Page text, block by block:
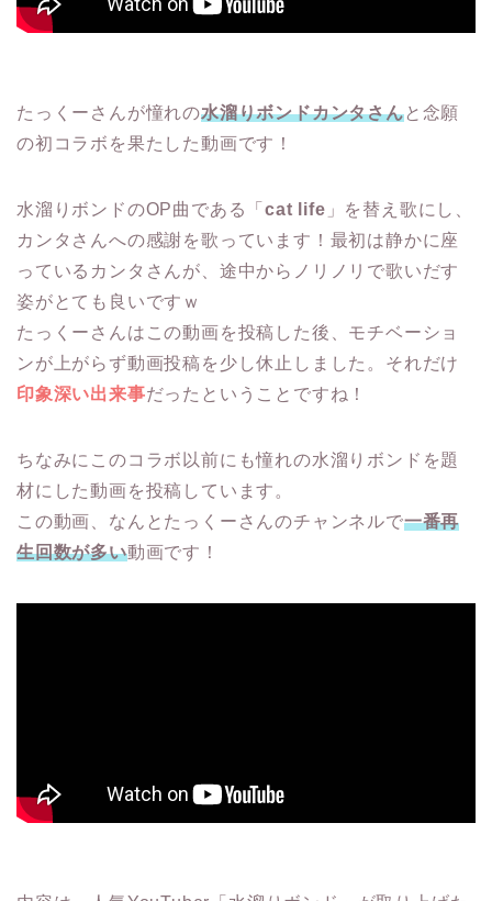
たっくーさんが憧れの水溜りボンドカンタさんと念願
の初コラボを果たした動画です！
水溜りボンドのOP曲である「cat life 」を替え歌にし、
カンタさんへの感謝を歌っています！最初は静かに座
っているカンタさんが、途中からノリノリで歌いだす
姿がとても良いですｗ
たっくーさんはこの動画を投稿した後、モチベーショ
ンが上がらず動画投稿を少し休止しました。それだけ
印象深い出来事だったということですね！
ちなみにこのコラボ以前にも憧れの水溜りボンドを題
材にした動画を投稿しています。
この動画、なんとたっくーさんのチャンネルで一番再
生回数が多い動画です！